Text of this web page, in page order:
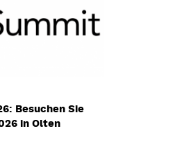
Besuchen Sie
in Olten